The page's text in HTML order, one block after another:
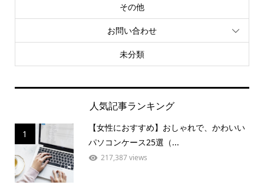
その他
お問い合わせ
未分類
人気記事ランキング
1
【女性におすすめ】おしゃれで、かわいい
パソコンケース25選（...
217,387 views